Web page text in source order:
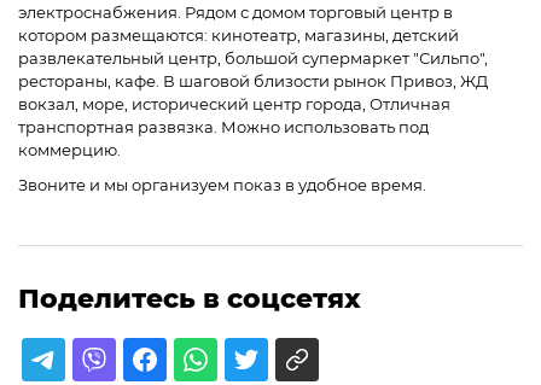
электроснабжения. Рядом с домом торговый центр в
котором размещаются: кинотеатр, магазины, детский
развлекательный центр, большой супермаркет "Сильпо",
рестораны, кафе. В шаговой близости рынок Привоз, ЖД
вокзал, море, исторический центр города, Отличная
транспортная развязка. Можно использовать под
коммерцию.
Звоните и мы организуем показ в удобное время.
Поделитесь в соцсетях